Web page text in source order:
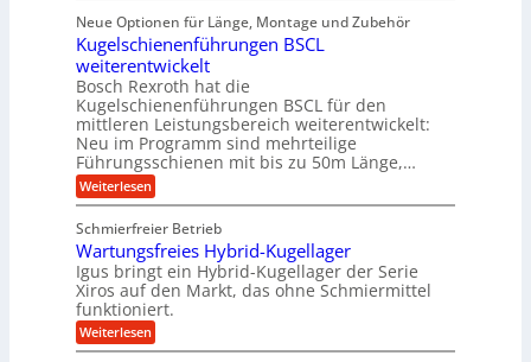
r
r
a
u
e
U
m
g
e
b
u
n
g
e
n
g
a
n
g
a
l
s
M
a
s
c
h
i
n
e
n
r
p
r
ä
z
i
s
e
H
u
b
e
w
e
g
u
n
g
e
r
A
u
t
o
m
o
t
i
v
e
n
d
M
a
s
c
h
i
g
i
t
a
l
e
r
W
e
r
k
z
e
u
g
k
r
e
i
s
Neue Optionen für Länge, Montage und Zubehör
Kugelschienenführungen BSCL
weiterentwickelt
Bosch Rexroth hat die
Kugelschienenführungen BSCL für den
mittleren Leistungsbereich weiterentwickelt:
Neu im Programm sind mehrteilige
Führungsschienen mit bis zu 50m Länge,…
Weiterlesen:
K
g
e
l
s
c
h
i
e
Schmierfreier Betrieb
Wartungsfreies Hybrid-Kugellager
Igus bringt ein Hybrid-Kugellager der Serie
Xiros auf den Markt, das ohne Schmiermittel
funktioniert.
Weiterlesen:
W